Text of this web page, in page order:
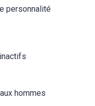
personnalité
hommes